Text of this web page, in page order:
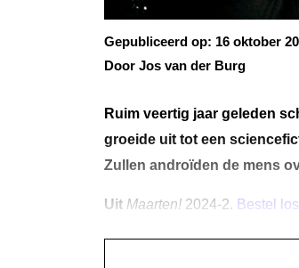
Gepubliceerd op: 16 oktober
Door Jos van der Burg
Ruim veertig jaar geleden
groeide uit tot een
Zullen androïden de mens
Uit Maarten! 2024-2. Bestel